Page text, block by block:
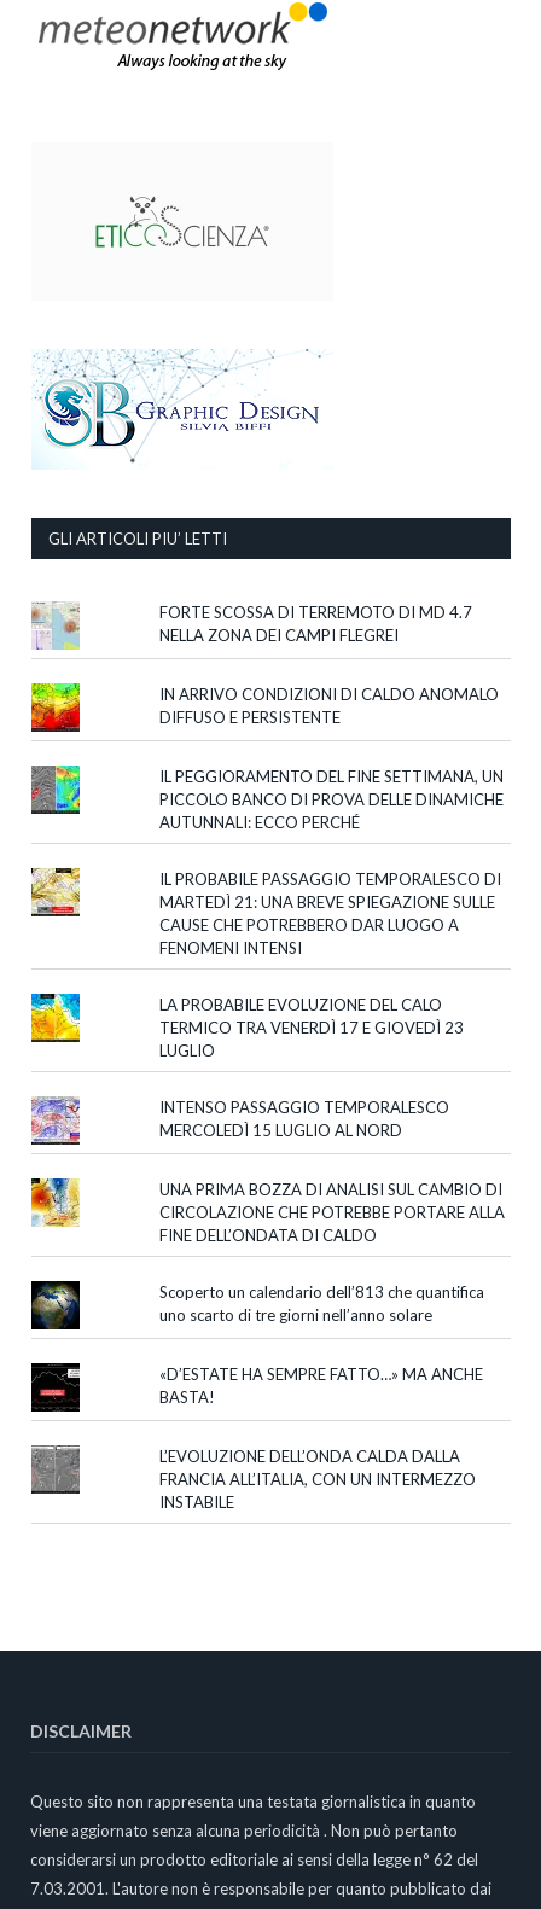
GLI ARTICOLI PIU’ LETTI
FORTE SCOSSA DI TERREMOTO DI MD 4.7
NELLA ZONA DEI CAMPI FLEGREI
IN ARRIVO CONDIZIONI DI CALDO ANOMALO
DIFFUSO E PERSISTENTE
IL PEGGIORAMENTO DEL FINE SETTIMANA, UN
PICCOLO BANCO DI PROVA DELLE DINAMICHE
AUTUNNALI: ECCO PERCHÉ
IL PROBABILE PASSAGGIO TEMPORALESCO DI
MARTEDÌ 21: UNA BREVE SPIEGAZIONE SULLE
CAUSE CHE POTREBBERO DAR LUOGO A
FENOMENI INTENSI
LA PROBABILE EVOLUZIONE DEL CALO
TERMICO TRA VENERDÌ 17 E GIOVEDÌ 23
LUGLIO
INTENSO PASSAGGIO TEMPORALESCO
MERCOLEDÌ 15 LUGLIO AL NORD
UNA PRIMA BOZZA DI ANALISI SUL CAMBIO DI
CIRCOLAZIONE CHE POTREBBE PORTARE ALLA
FINE DELL’ONDATA DI CALDO
Scoperto un calendario dell’813 che quantifica
uno scarto di tre giorni nell’anno solare
«D’ESTATE HA SEMPRE FATTO…» MA ANCHE
BASTA!
L’EVOLUZIONE DELL’ONDA CALDA DALLA
FRANCIA ALL’ITALIA, CON UN INTERMEZZO
INSTABILE
DISCLAIMER
Questo sito non rappresenta una testata giornalistica in quanto
viene aggiornato senza alcuna periodicità . Non può pertanto
considerarsi un prodotto editoriale ai sensi della legge n° 62 del
7.03.2001. L'autore non è responsabile per quanto pubblicato dai